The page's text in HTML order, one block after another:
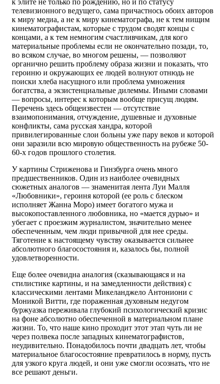
к элите не только по рождению, но и по статусу
телевизионного ведущего, сама причастнось обоих авторов
к миру медиа, а не к миру кинематографа, не к тем нищим
кинематографистам, которые с трудом сводят концы с
концами, а к тем немногим счастливчикам, для кого
материальные проблемы если не окончательно позади, то,
во всяком случае, во многом решены, — позволяют
органично решить проблему образа жизни и показать, что
героиню и окружающих ее людей волнуют отнюдь не
поиски хлеба насущного или проблема умножения
богатства, а экзистенциальные дилеммы. Иными словами
— вопросы, интерес к которым вообще присущ людям.
Перечень здесь общеизвестен — отсутствие
взаимопонимания, отчуждение, душевные и духовные
конфликты, сама русская хандра, которой
привилегированные слои больны уже пару веков и которой
они заразили всю мировую общественность на рубеже 50-
60-х годов прошлого столетия.
У картины Стриженова и Гинзбурга очень много
предшественников. Один из наиболее очевидных
сюжетных аналогов — знаменитая лента Луи Малля
«Любовники», героиня которой (ее роль с блеском
исполняет Жанна Моро) имеет богатого мужа и
высокопоставленного любовника, но «мается дурью» и
убегает с проезжим журналистом, значительно менее
обеспеченным, чем люди привычной для нее среды.
Тяготение к настоящему чувству оказывается сильнее
абсолютного благосостояния и, казалось бы, полной
удовлетворенности.
Еще более очевидна аналогия (сказывающаяся и на
стилистике картины, и на замедленности действия) с
классическими лентами Микеланджело Антониони с
Моникой Витти, где пораженная духовным недугом
буржуазка переживала глубокий психологический кризис
на фоне абсолютно обеспеченной в материальном плане
жизни. То, что наше кино проходит этот этап чуть ли не
через полвека после западных кинематографистов,
неудивительно. Понадобилось почти двадцать лет, чтобы
материальное благосостояние превратилось в норму, пусть
для узкого круга людей, и они уже смогли осознать, что не
все решают деньги.